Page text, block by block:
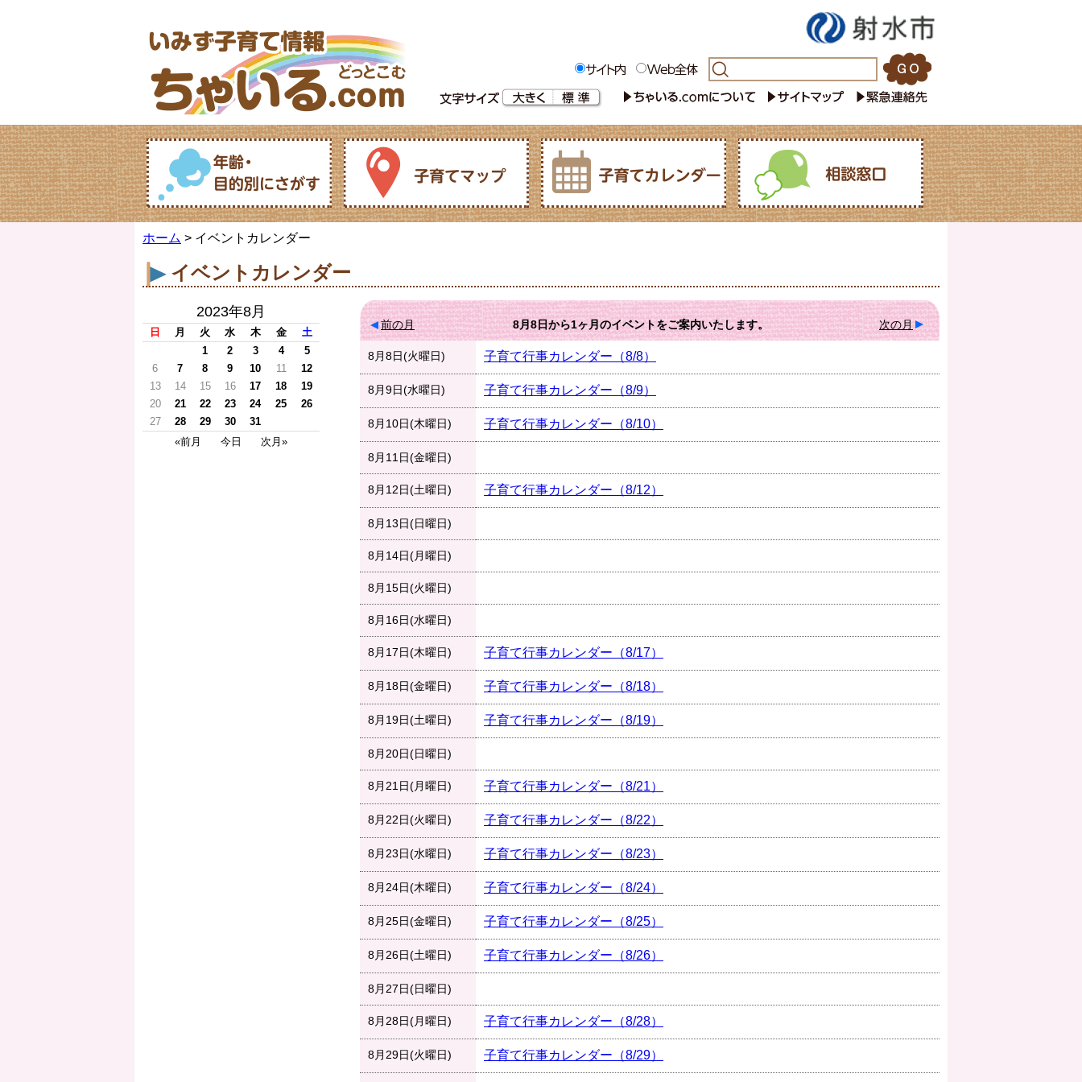
ホーム > イベントカレンダー
イベントカレンダー
2023年8月
日 月 火 水 木 金
土
1
2 3 4
5
6
7 8 9 10 11
12
13
14 15 16 17 18
19
20
21 22 23 24 25
26
27
28 29 30
31
«前月
今日 次月»
前の月 8月8日から1ヶ月のイベントをご案内いたします。 次の月
8月8日(火曜日) 子育て行事カレンダー（8/8）
8月9日(水曜日) 子育て行事カレンダー（8/9）
8月10日(木曜日) 子育て行事カレンダー（8/10）
8月11日(金曜日)
8月12日(土曜日) 子育て行事カレンダー（8/12）
8月13日(日曜日)
8月14日(月曜日)
8月15日(火曜日)
8月16日(水曜日)
8月17日(木曜日) 子育て行事カレンダー（8/17）
8月18日(金曜日) 子育て行事カレンダー（8/18）
8月19日(土曜日) 子育て行事カレンダー（8/19）
8月20日(日曜日)
8月21日(月曜日) 子育て行事カレンダー（8/21）
8月22日(火曜日) 子育て行事カレンダー（8/22）
8月23日(水曜日) 子育て行事カレンダー（8/23）
8月24日(木曜日) 子育て行事カレンダー（8/24）
8月25日(金曜日) 子育て行事カレンダー（8/25）
8月26日(土曜日) 子育て行事カレンダー（8/26）
8月27日(日曜日)
8月28日(月曜日) 子育て行事カレンダー（8/28）
8月29日(火曜日) 子育て行事カレンダー（8/29）